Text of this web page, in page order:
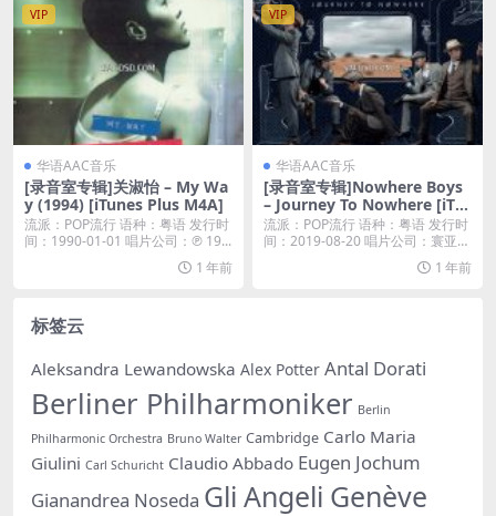
VIP
华语AAC音乐
[录音室专辑]关淑怡 – My Wa
y (1994) [iTunes Plus M4A]
流派：POP流行 语种：粤语 发行时
间：1990-01-01 唱片公司：℗ 19...
1 年前
VIP
华语AAC音乐
[录音室专辑]Nowhere Boys
– Journey To Nowhere [iTu
nes Plus M4A]
流派：POP流行 语种：粤语 发行时
间：2019-08-20 唱片公司：寰亚音
1 年前
标签云
Aleksandra Lewandowska Alex Potter Antal Dorati
Berliner Philharmoniker Berlin
Philharmonic Orchestra Bruno Walter Cambridge Carlo Maria
Giulini Carl Schuricht Claudio Abbado Eugen Jochum
Gianandrea Noseda Gli Angeli Genève